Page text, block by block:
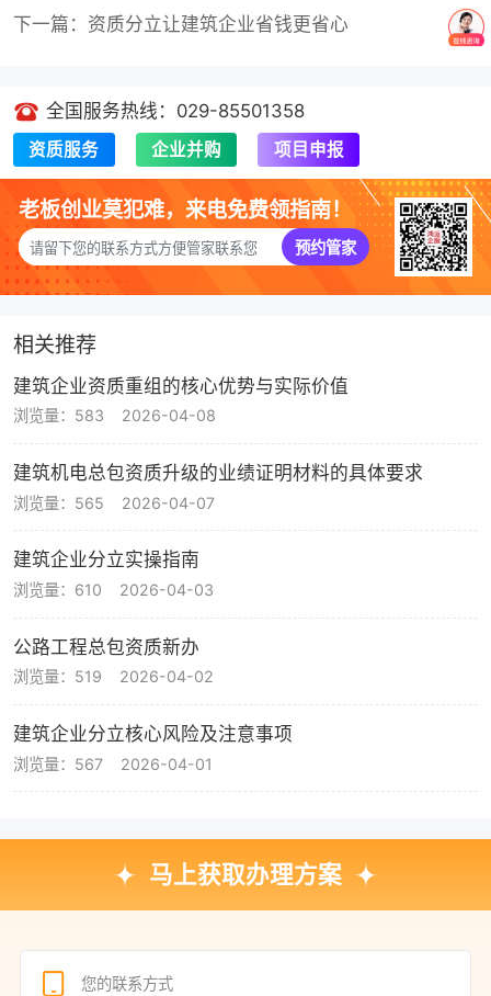
下一篇：资质分立让建筑企业省钱更省心
全国服务热线：029-85501358
资质服务 企业并购 项目申报
老板创业莫犯难，来电免费领指南！
预约管家
相关推荐
建筑企业资质重组的核心优势与实际价值
浏览量：583 2026-04-08
建筑机电总包资质升级的业绩证明材料的具体要求
浏览量：565 2026-04-07
建筑企业分立实操指南
浏览量：610 2026-04-03
公路工程总包资质新办
浏览量：519 2026-04-02
建筑企业分立核心风险及注意事项
浏览量：567 2026-04-01
马上获取办理方案